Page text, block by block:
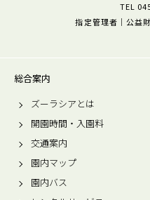
TEL
指定管理者｜公益
総合案内
ズーラシアとは
開園時間・入園料
交通案内
園内マップ
園内バス